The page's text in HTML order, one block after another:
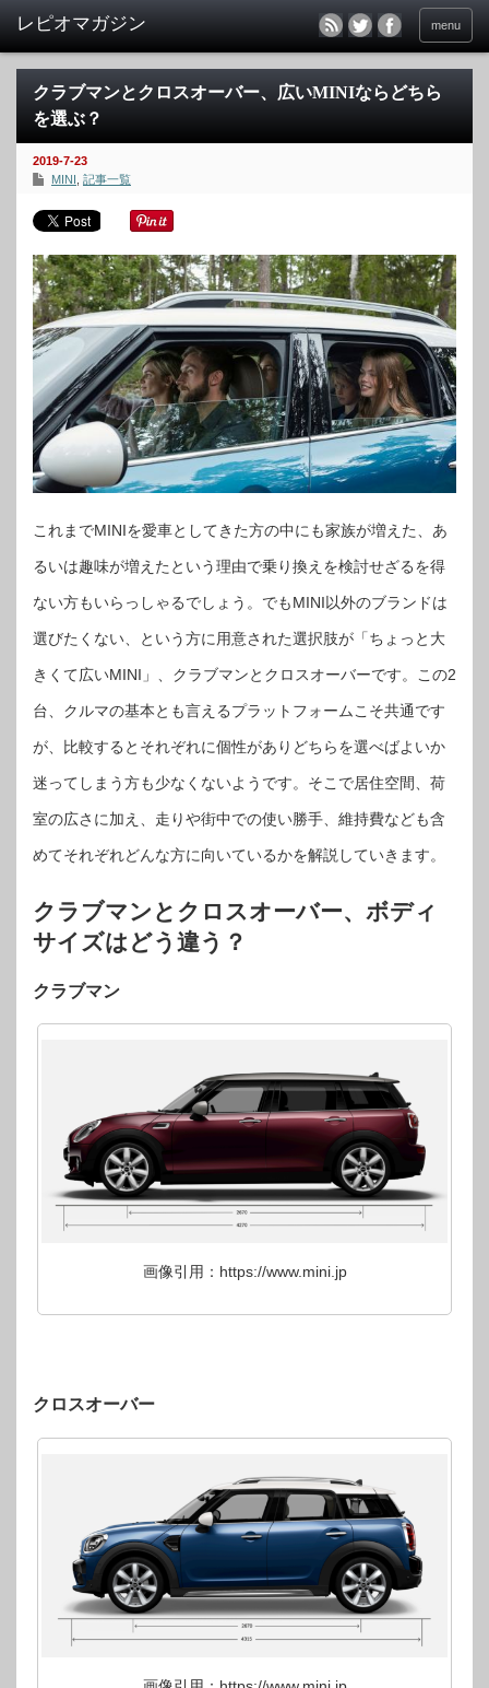
menu
クラブマンとクロスオーバー、広いMINIならどちら
を選ぶ？
2019-7-23
MINI 記事一覧
これまでMINIを愛車としてきた方の中にも家族が増えた、あ
るいは趣味が増えたという理由で乗り換えを検討せざるを得
ない方もいらっしゃるでしょう。でもMINI以外のブランドは
選びたくない、という方に用意された選択肢が「ちょっと大
きくて広いMINI」、クラブマンとクロスオーバーです。この2
台、クルマの基本とも言えるプラットフォームこそ共通です
が、比較するとそれぞれに個性がありどちらを選べばよいか
迷ってしまう方も少なくないようです。そこで居住空間、荷
室の広さに加え、走りや街中での使い勝手、維持費なども含
めてそれぞれどんな方に向いているかを解説していきます。
クラブマンとクロスオーバー、ボディ
サイズはどう違う？
クラブマン
画像引用：https://www.mini.jp
クロスオーバー